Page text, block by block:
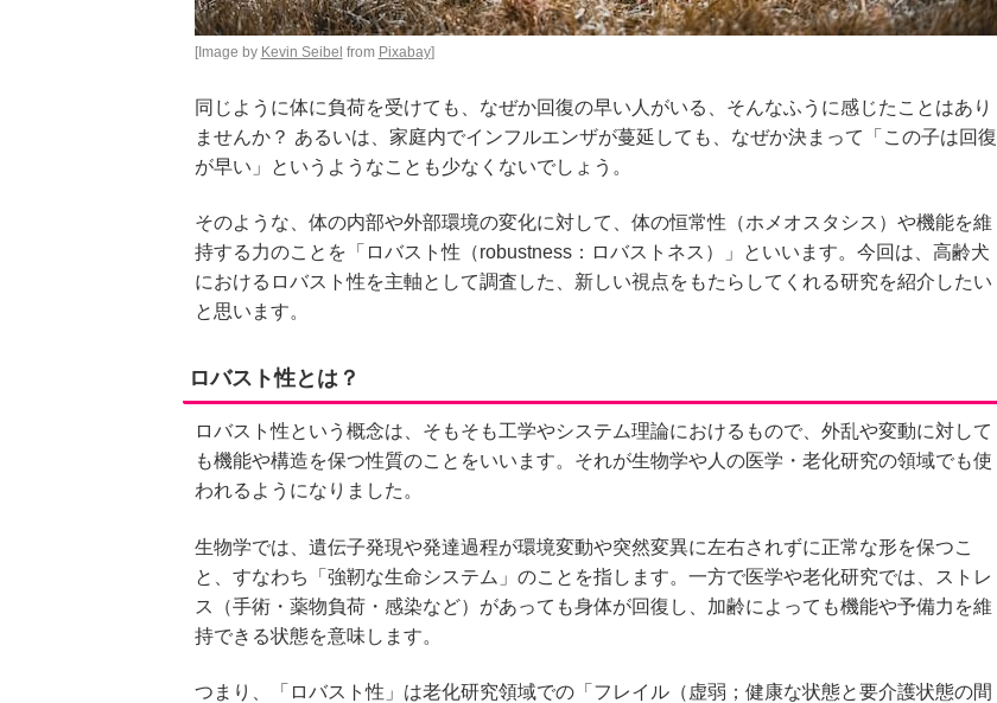
[Image by Kevin Seibel from Pixabay]
同じように体に負荷を受けても、なぜか回復の早い人がいる、そんなふうに感じたことはあり
ませんか？ あるいは、家庭内でインフルエンザが蔓延しても、なぜか決まって「この子は回復
が早い」というようなことも少なくないでしょう。
そのような、体の内部や外部環境の変化に対して、体の恒常性（ホメオスタシス）や機能を維
持する力のことを「ロバスト性（robustness：ロバストネス）」といいます。今回は、高齢犬
におけるロバスト性を主軸として調査した、新しい視点をもたらしてくれる研究を紹介したい
と思います。
ロバスト性とは？
ロバスト性という概念は、そもそも工学やシステム理論におけるもので、外乱や変動に対して
も機能や構造を保つ性質のことをいいます。それが生物学や人の医学・老化研究の領域でも使
われるようになりました。
生物学では、遺伝子発現や発達過程が環境変動や突然変異に左右されずに正常な形を保つこ
と、すなわち「強靭な生命システム」のことを指します。一方で医学や老化研究では、ストレ
ス（手術・薬物負荷・感染など）があっても身体が回復し、加齢によっても機能や予備力を維
持できる状態を意味します。
つまり、「ロバスト性」は老化研究領域での「フレイル（虚弱；健康な状態と要介護状態の間